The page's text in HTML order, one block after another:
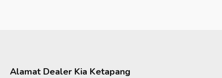
Alamat Dealer Kia Ketapang